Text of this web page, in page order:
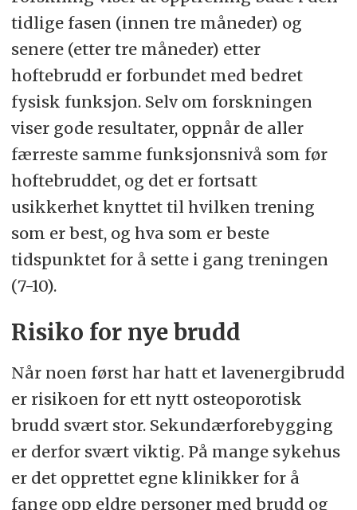
tidlige fasen (innen tre måneder) og
senere (etter tre måneder) etter
hoftebrudd er forbundet med bedret
fysisk funksjon. Selv om forskningen
viser gode resultater, oppnår de aller
færreste samme funksjonsnivå som før
hoftebruddet, og det er fortsatt
usikkerhet knyttet til hvilken trening
som er best, og hva som er beste
tidspunktet for å sette i gang treningen
(7-10).
Risiko for nye brudd
Når noen først har hatt et lavenergibrudd
er risikoen for ett nytt osteoporotisk
brudd svært stor. Sekundærforebygging
er derfor svært viktig. På mange sykehus
er det opprettet egne klinikker for å
fange opp eldre personer med brudd og